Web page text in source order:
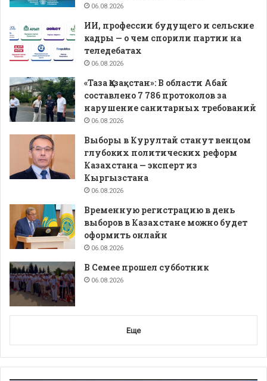
06.08.2026
ИИ, профессии будущего и сельские
кадры — о чем спорили партии на
теледебатах
06.08.2026
«Таза Қазақстан»: В области Абай
составлено 7 786 протоколов за
нарушение санитарных требований
06.08.2026
Выборы в Курултай станут венцом
глубоких политических реформ
Казахстана — эксперт из
Кыргызстана
06.08.2026
Временную регистрацию в день
выборов в Казахстане можно будет
оформить онлайн
06.08.2026
В Семее прошел субботник
06.08.2026
Еще